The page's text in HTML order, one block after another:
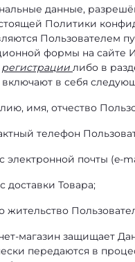
данные,
Политики
Пользователем
формы на сайте
регистрации либо в
включают в себя
имя, отчество
телефон
электронной почты (e-
доставки Товара;
жительство
магазин защищает
передаются в